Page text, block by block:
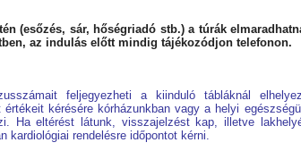
(esőzés, sár, hőségriadó stb.) a túrák
az indulás előtt mindig tájékozódjon telefonon.
feljegyezheti a kiinduló tábláknál
kérésére kórházunkban vagy a helyi
Ha eltérést látunk, visszajelzést kap, illetve
kardiológiai rendelésre időpontot kérni.